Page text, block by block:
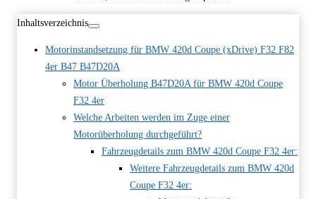
Inhaltsverzeichnis
Motorinstandsetzung für BMW 420d Coupe (xDrive) F32 F82
4er B47 B47D20A
Motor Überholung B47D20A für BMW 420d Coupe
F32 4er
Welche Arbeiten werden im Zuge einer
Motorüberholung durchgeführt?
Fahrzeugdetails zum BMW 420d Coupe F32 4er:
Weitere Fahrzeugdetails zum BMW 420d
Coupe F32 4er: